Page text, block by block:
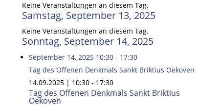
Keine Veranstaltungen an diesem Tag.
Samstag, September 13, 2025
Keine Veranstaltungen an diesem Tag.
Sonntag, September 14, 2025
September 14, 2025 10:30 - 17:30
Tag des Offenen Denkmals Sankt Briktius Oekoven
14.09.2025 | 10:30- 17:30
Tag des Offenen Denkmals Sankt Briktius
Oekoven